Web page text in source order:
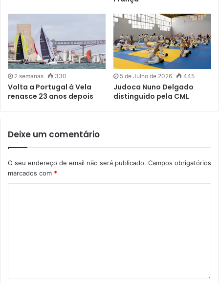
2 semanas 330
Volta a Portugal à Vela
renasce 23 anos depois
5 de Julho de 2026 445
Judoca Nuno Delgado
distinguido pela CML
Deixe um comentário
O seu endereço de email não será publicado. Campos obrigatórios
marcados com *